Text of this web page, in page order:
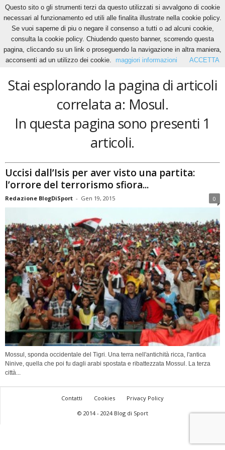
Home Tags Mosul
Mosul
Stai esplorando la pagina di articoli
correlata a: Mosul.
In questa pagina sono presenti 1
articoli.
Uccisi dall’Isis per aver visto una partita:
l’orrore del terrorismo sfiora...
Redazione BlogDiSport - Gen 19, 2015 0
Mossul, sponda occidentale del Tigri. Una terra nell'antichità ricca, l'antica
Ninive, quella che poi fu dagli arabi spostata e ribattezzata Mossul. La terza
città...
Contatti Cookies
Privacy Policy
© 2014 - 2024 Blog di Sport
Questo sito o gli strumenti terzi da questo utilizzati si avvalgono di cookie
necessari al funzionamento ed utili alle finalita illustrate nella cookie policy.
Se vuoi saperne di piu o negare il consenso a tutti o ad alcuni cookie,
consulta la cookie policy. Chiudendo questo banner, scorrendo questa
pagina, cliccando su un link o proseguendo la navigazione in altra maniera,
acconsenti ad un utilizzo dei cookie.
maggiori informazioni ACCETTA